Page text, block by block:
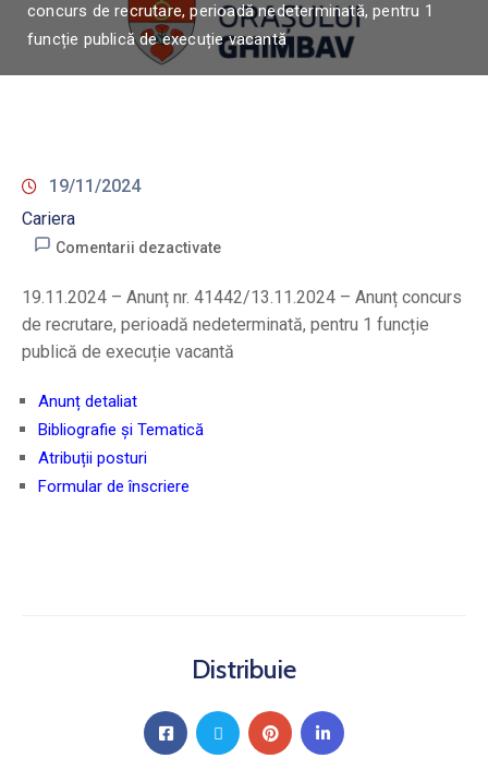
concurs de recrutare, perioadă nedeterminată, pentru 1
funcție publică de execuție vacantă
19/11/2024
Cariera
Comentarii dezactivate
19.11.2024 – Anunț nr. 41442/13.11.2024 – Anunț concurs
de recrutare, perioadă nedeterminată, pentru 1 funcție
publică de execuție vacantă
Anunț detaliat
Bibliografie și Tematică
Atribuții posturi
Formular de înscriere
Distribuie